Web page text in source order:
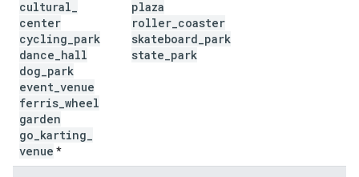
cultural
center
cycling park
dance hall
dog park
event venue
ferris wheel
garden
go karting
venue *
plaza
roller coaster
skateboard park
state park